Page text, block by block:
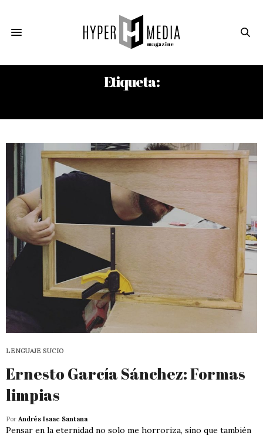
Etiqueta:
LENGUAJE SUCIO
Ernesto García Sánchez: Formas
limpias
Por Andrés Isaac Santana
Pensar en la eternidad no solo me horroriza, sino que también